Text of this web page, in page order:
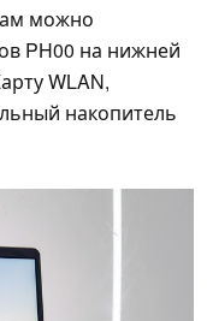
можно
PH00 на нижней
WLAN,
накопитель